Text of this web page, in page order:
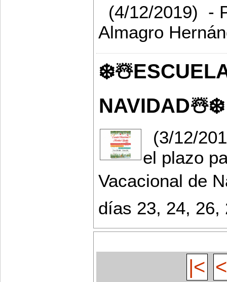
(4/12/2019) -
Almagro
NAVIDAD☃️❄️
(3/12/
el plazo
Vacacional de
días 23, 24, 26,
|< <